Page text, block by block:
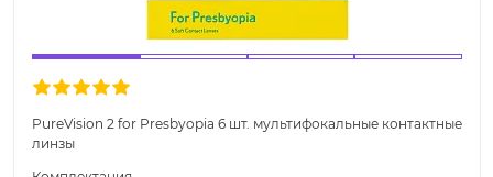
PureVision 2 for Presbyopia 6 шт. мультифокальные контактные
линзы